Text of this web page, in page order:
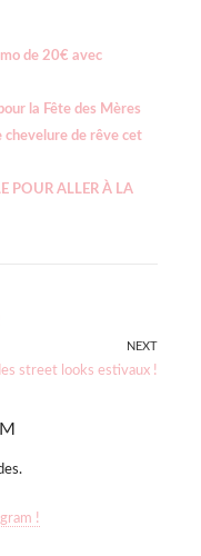
de 20€ avec
la Fête des Mères
chevelure de rêve cet
POUR ALLER À LA
NEXT
street looks estivaux !
!